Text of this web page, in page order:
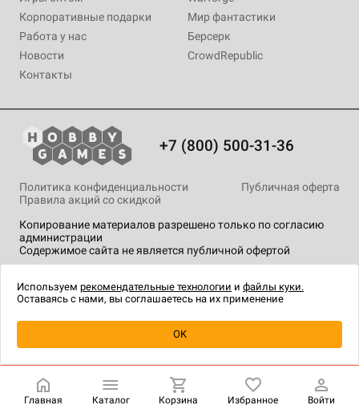
Уведомить о наличии
Корпоративные подарки
Работа у нас
Новости
Контакты
Мир фантастики
Берсерк
CrowdRepublic
+7 (800) 500-31-36
Копирование материалов разрешено только по согласию
администрации
Содержимое сайта не является публичной офертой
Политика конфиденциальности
Публичная оферта
Правила акций со скидкой
технологии.
Главная Каталог Корзина Избранное Войти
Используем рекомендательные технологии и файлы куки.
Оставаясь с нами, вы соглашаетесь на их применение
OK